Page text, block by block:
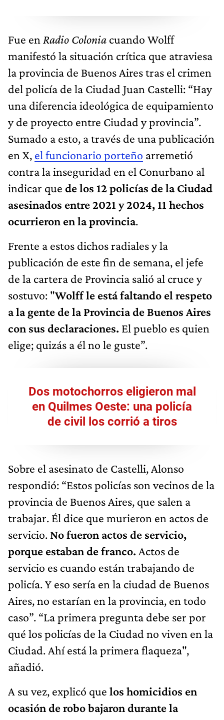
Fue en Radio Colonia cuando Wolff
manifestó la situación crítica que atraviesa
la provincia de Buenos Aires tras el crimen
del policía de la Ciudad Juan Castelli: “Hay
una diferencia ideológica de equipamiento
y de proyecto entre Ciudad y provincia”.
Sumado a esto, a través de una publicación
en X, el funcionario porteño arremetió
contra la inseguridad en el Conurbano al
indicar que de los 12 policías de la Ciudad
asesinados entre 2021 y 2024, 11 hechos
ocurrieron en la provincia.
Frente a estos dichos radiales y la
publicación de este fin de semana, el jefe
de la cartera de Provincia salió al cruce y
sostuvo: "Wolff le está faltando el respeto
a la gente de la Provincia de Buenos Aires
con sus declaraciones. El pueblo es quien
elige; quizás a él no le guste”.
Dos motochorros eligieron mal
en Quilmes Oeste: una policía
de civil los corrió a tiros
Sobre el asesinato de Castelli, Alonso
respondió: “Estos policías son vecinos de la
provincia de Buenos Aires, que salen a
trabajar. Él dice que murieron en actos de
servicio. No fueron actos de servicio,
porque estaban de franco. Actos de
servicio es cuando están trabajando de
policía. Y eso sería en la ciudad de Buenos
Aires, no estarían en la provincia, en todo
caso”. “La primera pregunta debe ser por
qué los policías de la Ciudad no viven en la
Ciudad. Ahí está la primera flaqueza",
añadió.
A su vez, explicó que los homicidios en
ocasión de robo bajaron durante la